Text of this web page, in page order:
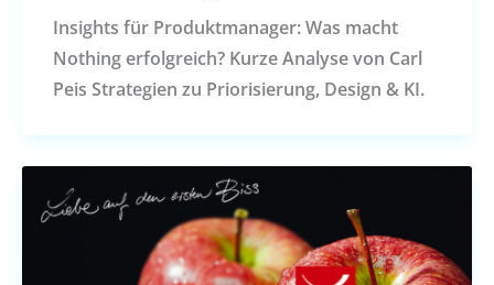
Insights für Produktmanager: Was macht
Nothing erfolgreich? Kurze Analyse von Carl
Peis Strategien zu Priorisierung, Design & KI.